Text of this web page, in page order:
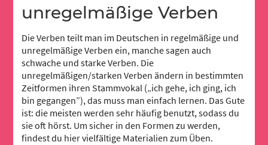
unregelmäßige Verben
Die Verben teilt man im Deutschen in regelmäßige und
unregelmäßige Verben ein, manche sagen auch
schwache und starke Verben. Die
unregelmäßigen/starken Verben ändern in bestimmten
Zeitformen ihren Stammvokal („ich gehe, ich ging, ich
bin gegangen”), das muss man einfach lernen. Das Gute
ist: die meisten werden sehr häufig benutzt, sodass du
sie oft hörst. Um sicher in den Formen zu werden,
findest du hier vielfältige Materialien zum Üben.